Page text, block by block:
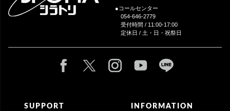
●コールセンター
054-646-2779
受付時間 / 11:00-17:00
定休日 / 土・日・祝祭日
SUPPORT INFORMATION